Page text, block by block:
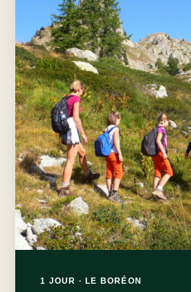
1 JOUR · LE BORÉON